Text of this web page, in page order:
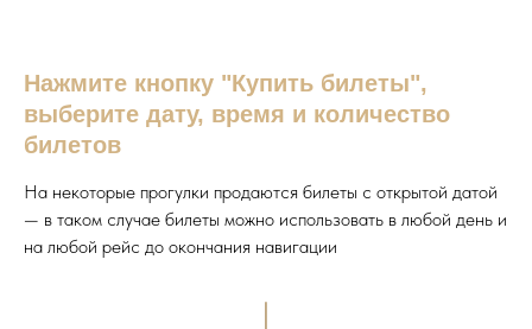
Нажмите кнопку "Купить билеты",
выберите дату, время и количество
билетов
На некоторые прогулки продаются билеты с открытой датой
— в таком случае билеты можно использовать в любой день и
на любой рейс до окончания навигации